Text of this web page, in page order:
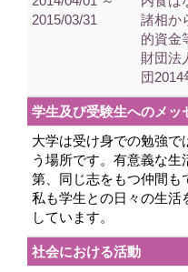
2015/03/31
諸相か
的資金
財団法
団
学生及び受験生へのメッ
大学は受け身での勉強
う場所です。有意義な
第、同じ志をもつ仲間も
私も学生との日々の生活
しています。
社会における活動